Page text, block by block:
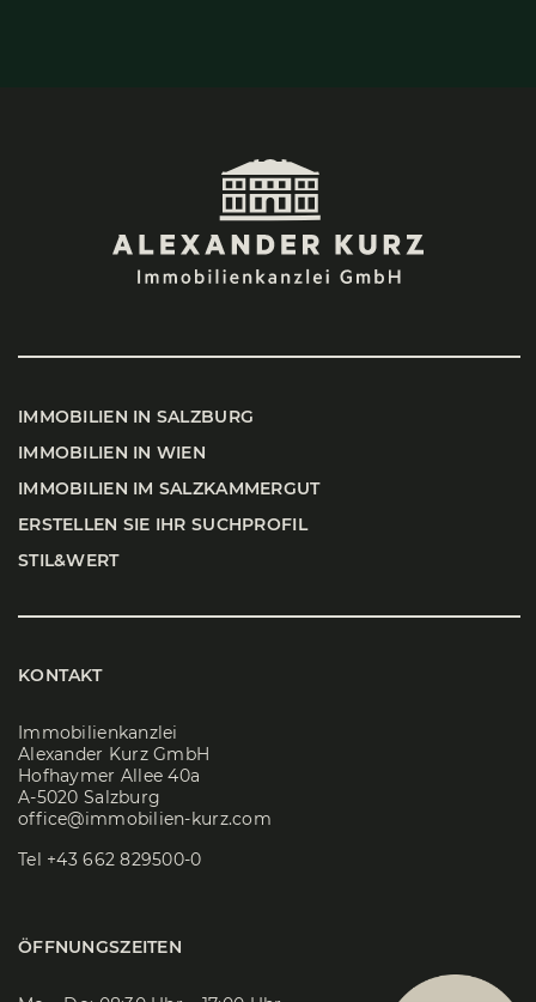
IMMO­BI­LI­EN IN SALZ­BURG
IMMO­BI­LI­EN IN WIEN
IMMO­BI­LI­EN IM SALZ­KAM­MER­GUT
ERSTEL­LEN SIE IHR SUCH­PRO­FIL
STIL&WERT
KONTAKT
Immobilienkanzlei
Alexander Kurz GmbH
Hofhaymer Allee 40a
A-5020 Salzburg
office@immobilien-kurz.com
Tel +43 662 829500-0
ÖFFNUNGSZEITEN